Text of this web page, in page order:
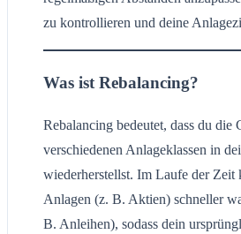
zu kontrollieren und deine
Was ist Rebalancing?
Rebalancing bedeutet, dass du die
verschiedenen Anlageklassen in
wiederherstellst. Im Laufe der Zeit
Anlagen (z. B. Aktien) schneller
B. Anleihen), sodass dein